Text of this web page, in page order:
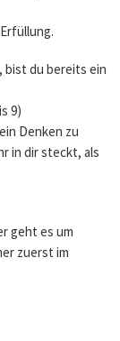
bist du bereits ein
9)
Denken zu
in dir steckt, als
geht es um
zuerst im